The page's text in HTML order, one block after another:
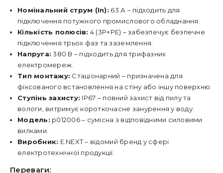
Номінальний струм (In): 63 А – підходить для
підключення потужного промислового обладнання.
Кількість полюсів: 4 (3P+PE) – забезпечує безпечне
підключення трьох фаз та заземлення.
Напруга: 380 В – підходить для трифазних
електромереж.
Тип монтажу: Стаціонарний – призначена для
фіксованого встановлення на стіну або іншу поверхню.
Ступінь захисту: IP67 – повний захист від пилу та
вологи, витримує короткочасне занурення у воду.
Модель: p012006 – сумісна з відповідними силовими
вилками.
Виробник: E.NEXT – відомий бренд у сфері
електротехнічної продукції.
Переваги: